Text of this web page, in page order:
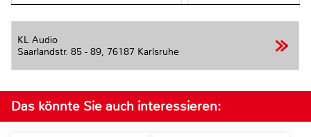
KL Audio
Saarlandstr. 85 - 89, 76187 Karlsruhe
Das könnte Sie auch interessieren: